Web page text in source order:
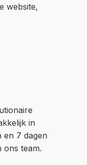
website,
in
en 7 dagen
ons team.